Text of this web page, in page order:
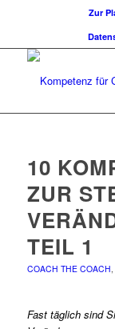
Zur
10
ZUR
TEIL 1
COACH THE COACH,
Fast täglich sind